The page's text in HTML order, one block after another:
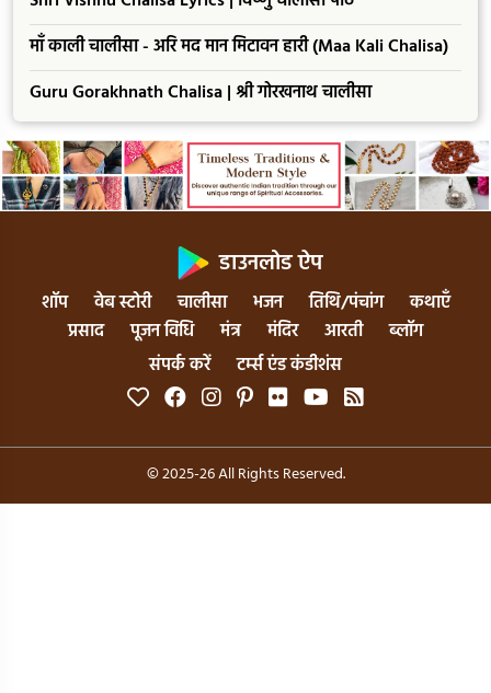
माँ काली चालीसा - अरि मद मान मिटावन हारी (Maa Kali Chalisa)
Guru Gorakhnath Chalisa | श्री गोरखनाथ चालीसा
डाउनलोड ऐप
शॉप वेब स्टोरी चालीसा भजन तिथि/पंचांग
कथाएँ
प्रसाद
पूजन विधि मंत्र मंदिर आरती
ब्लॉग
संपर्क करें
टर्म्स एंड कंडीशंस
© 2025-26 All Rights Reserved.